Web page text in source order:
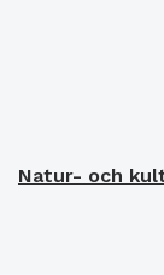
Natur- och